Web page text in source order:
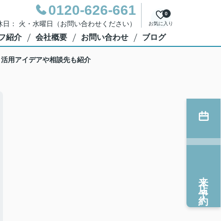
0120-626-661
： 火・水曜日（お問い合わせください） お気に入り
0
紹介 会社概要 お問い合わせ ブログ
用アイデアや相談先も紹介
来店予約